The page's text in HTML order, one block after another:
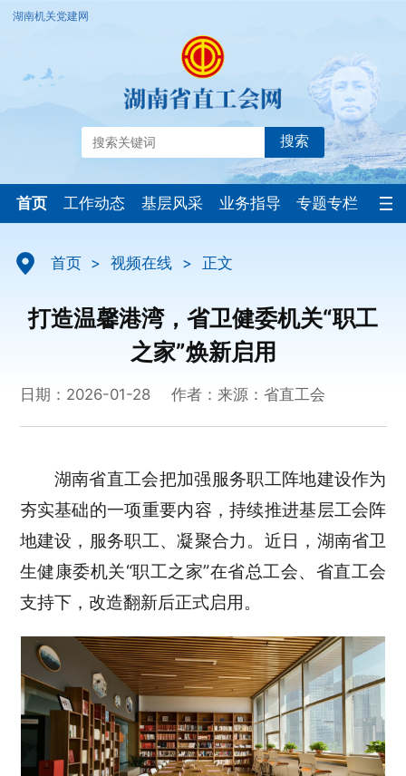
湖南机关党建网
搜索
首页 工作动态 基层风采 业务指导 专题专栏
首页 > 视频在线 > 正文
打造温馨港湾，省卫健委机关“职工
之家”焕新启用
日期：2026-01-28 作者： 来源：省直工会
湖南省直工会把加强服务职工阵地建设作为
夯实基础的一项重要内容，持续推进基层工会阵
地建设，服务职工、凝聚合力。近日，湖南省卫
生健康委机关“职工之家”在省总工会、省直工会
支持下，改造翻新后正式启用。